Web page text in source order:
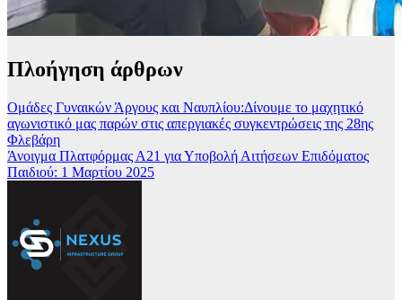
Πλοήγηση άρθρων
Ομάδες Γυναικών Άργους και Ναυπλίου:Δίνουμε το μαχητικό
αγωνιστικό μας παρών στις απεργιακές συγκεντρώσεις της 28ης
Φλεβάρη
Άνοιγμα Πλατφόρμας Α21 για Υποβολή Αιτήσεων Επιδόματος
Παιδιού: 1 Μαρτίου 2025